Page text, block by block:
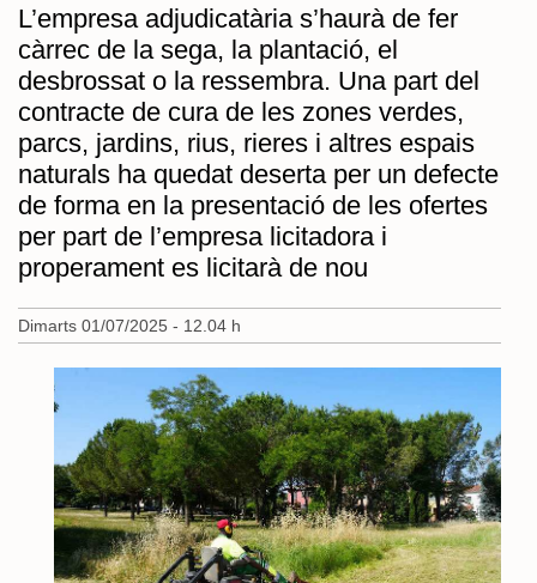
L’empresa adjudicatària s’haurà de fer
càrrec de la sega, la plantació, el
desbrossat o la ressembra. Una part del
contracte de cura de les zones verdes,
parcs, jardins, rius, rieres i altres espais
naturals ha quedat deserta per un defecte
de forma en la presentació de les ofertes
per part de l’empresa licitadora i
properament es licitarà de nou
Dimarts 01/07/2025 - 12.04 h